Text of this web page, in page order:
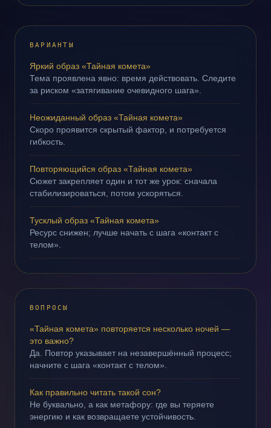
ВАРИАНТЫ
Яркий образ «Тайная комета»
Тема проявлена явно: время действовать. Следите
за риском «затягивание очевидного шага».
Неожиданный образ «Тайная комета»
Скоро проявится скрытый фактор, и потребуется
гибкость.
Повторяющийся образ «Тайная комета»
Сюжет закрепляет один и тот же урок: сначала
стабилизироваться, потом ускоряться.
Тусклый образ «Тайная комета»
Ресурс снижен; лучше начать с шага «контакт с
телом».
ВОПРОСЫ
«Тайная комета» повторяется несколько ночей —
это важно?
Да. Повтор указывает на незавершённый процесс;
начните с шага «контакт с телом».
Как правильно читать такой сон?
Не буквально, а как метафору: где вы теряете
энергию и как возвращаете устойчивость.